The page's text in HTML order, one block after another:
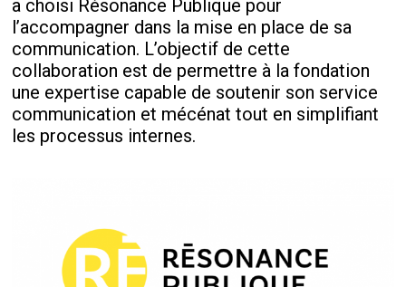
a choisi Résonance Publique pour
l’accompagner dans la mise en place de sa
communication. L’objectif de cette
collaboration est de permettre à la fondation
une expertise capable de soutenir son service
communication et mécénat tout en simplifiant
les processus internes.